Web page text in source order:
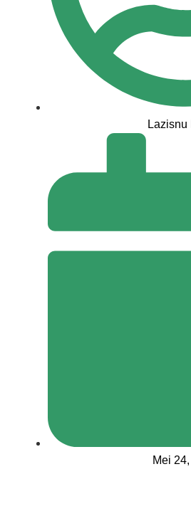
Lazisnu
Mei